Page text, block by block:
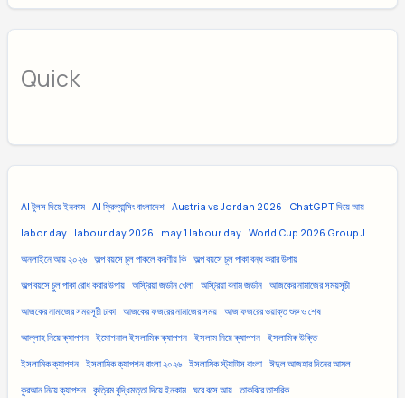
Quick
AI টুলস দিয়ে ইনকাম AI ফ্রিল্যান্সিং বাংলাদেশ Austria vs Jordan 2026 ChatGPT দিয়ে আয়
labor day labour day 2026 may 1 labour day World Cup 2026 Group J
অনলাইনে আয় ২০২৬ অল্প বয়সে চুল পাকলে করণীয় কি অল্প বয়সে চুল পাকা বন্ধ করার উপায়
অল্প বয়সে চুল পাকা রোধ করার উপায় অস্ট্রিয়া জর্ডান খেলা অস্ট্রিয়া বনাম জর্ডান আজকের নামাজের সময়সূচী
আজকের নামাজের সময়সূচী ঢাকা আজকের ফজরের নামাজের সময় আজ ফজরের ওয়াক্ত শুরু ও শেষ
আল্লাহ নিয়ে ক্যাপশন ইমোশনাল ইসলামিক ক্যাপশন ইসলাম নিয়ে ক্যাপশন ইসলামিক উক্তি
ইসলামিক ক্যাপশন ইসলামিক ক্যাপশন বাংলা ২০২৬ ইসলামিক স্ট্যাটাস বাংলা ঈদুল আজহার দিনের আমল
কুরআন নিয়ে ক্যাপশন কৃত্রিম বুদ্ধিমত্তা দিয়ে ইনকাম ঘরে বসে আয় তাকবিরে তাশরিক